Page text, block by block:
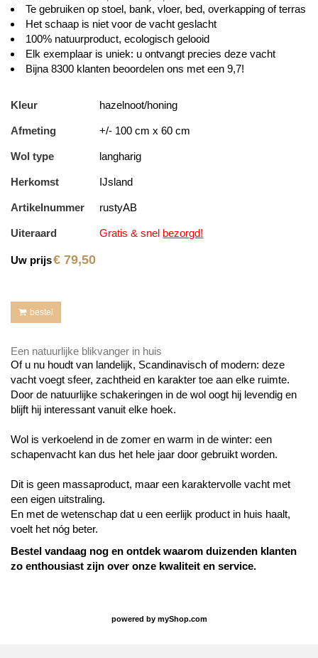
Te gebruiken op stoel, bank, vloer, bed, overkapping of terras
Het schaap is niet voor de vacht geslacht
100% natuurproduct, ecologisch gelooid
Elk exemplaar is uniek: u ontvangt precies deze vacht
Bijna 8300 klanten beoordelen ons met een 9,7!
Kleur hazelnoot/honing
Afmeting +/- 100 cm x 60 cm
Wol type langharig
Herkomst IJsland
Artikelnummer rustyAB
Uiteraard Gratis & snel bezorgd!
Uw prijs€ 79,50
bestel
Een natuurlijke blikvanger in huis
Of u nu houdt van landelijk, Scandinavisch of modern: deze
vacht voegt sfeer, zachtheid en karakter toe aan elke ruimte.
Door de natuurlijke schakeringen in de wol oogt hij levendig en
blijft hij interessant vanuit elke hoek.
Wol is verkoelend in de zomer en warm in de winter: een
schapenvacht kan dus het hele jaar door gebruikt worden.
Dit is geen massaproduct, maar een karaktervolle vacht met
een eigen uitstraling.
En met de wetenschap dat u een eerlijk product in huis haalt,
voelt het nóg beter.
Bestel vandaag nog en ontdek waarom duizenden klanten
zo enthousiast zijn over onze kwaliteit en service.
powered by myShop.com